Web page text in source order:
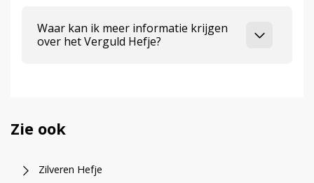
Waar kan ik meer informatie krijgen
over het Verguld Hefje?
Zie ook
Zilveren Hefje